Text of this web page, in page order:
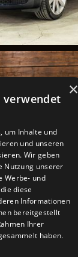
×
verwendet
um Inhalte und
und unseren
Wir geben
Nutzung unserer
Werbe- und
diese
Informationen
bereitgestellt
Ihrer
haben.